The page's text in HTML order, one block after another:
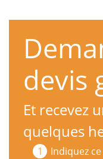
devis
Et recevez
quelques
Indiquez